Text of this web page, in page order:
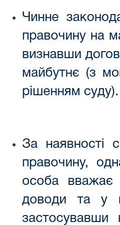
Чинне
правочину на
визнавши
майбутнє (з
рішенням суду).
За наявності
правочину,
особа вважає
доводи та у
застосувавши